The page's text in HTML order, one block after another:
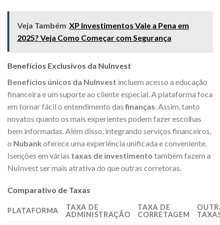
Veja Também XP Investimentos Vale a Pena em
2025? Veja Como Começar com Segurança
Benefícios Exclusivos da NuInvest
Benefícios únicos da NuInvest incluem acesso a educação
financeira e um suporte ao cliente especial. A plataforma foca
em tornar fácil o entendimento dasfinanças . Assim, tanto
novatos quanto os mais experientes podem fazer escolhas
bem informadas. Além disso, integrando serviços financeiros,
o Nubank oferece uma experiência unificada e conveniente.
Isenções em várias taxas de investimento também fazem a
NuInvest ser mais atrativa do que outras corretoras.
Comparativo de Taxas
PLATAFORMA
TAXA DE
ADMINISTRAÇÃO
TAXA DE
CORRETAGEM